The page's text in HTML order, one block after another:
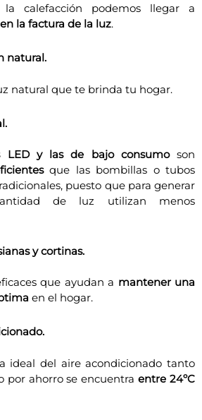
la calefacción podemos llegar a
la factura de la luz.
natural.
natural que te brinda tu hogar.
LED y las de bajo consumoson
que las bombillas o tubos
puesto que para generar
de luz utilizan menos
y cortinas.
que ayudan a mantener una
en el hogar.
ideal del aire acondicionado tanto
por ahorro se encuentraentre 24ºC